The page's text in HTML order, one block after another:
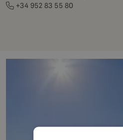
+34 952 83 55 80